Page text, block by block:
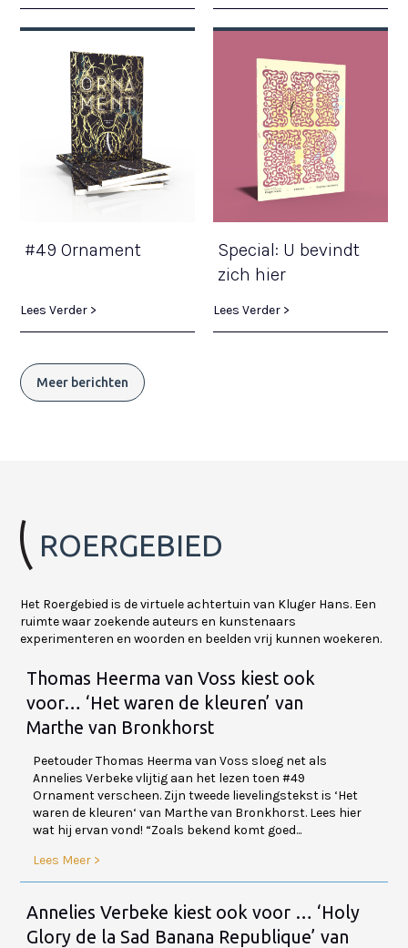
#49 Ornament
Lees Verder >
Special: U bevindt
zich hier
Lees Verder >
Meer berichten
ROERGEBIED
Het Roergebied is de virtuele achtertuin van Kluger Hans. Een
ruimte waar zoekende auteurs en kunstenaars
experimenteren en woorden en beelden vrij kunnen woekeren.
Thomas Heerma van Voss kiest ook
voor… ‘Het waren de kleuren’ van
Marthe van Bronkhorst
Peetouder Thomas Heerma van Voss sloeg net als
Annelies Verbeke vlijtig aan het lezen toen #49
Ornament verscheen. Zijn tweede lievelingstekst is ‘Het
waren de kleuren‘ van Marthe van Bronkhorst. Lees hier
wat hij ervan vond! “Zoals bekend komt goed...
Lees Meer >
Annelies Verbeke kiest ook voor … ‘Holy
Glory de la Sad Banana Republique’ van